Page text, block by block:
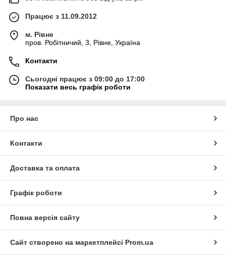
Працює з 11.09.2012
м. Рівне
пров. Робітничий, 3, Рівне, Україна
Контакти
Сьогодні працює з 09:00 до 17:00
Показати весь графік роботи
Про нас
Контакти
Доставка та оплата
Графік роботи
Повна версія сайту
Сайт створено на маркетплейсі Prom.ua